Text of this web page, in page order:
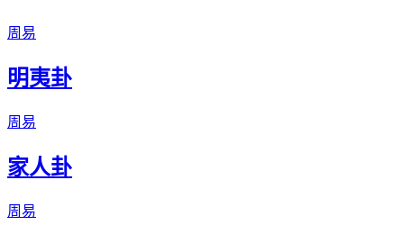
周易
明夷卦
周易
家人卦
周易